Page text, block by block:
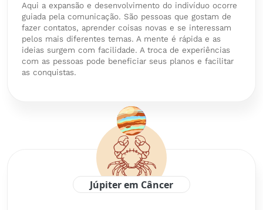
Aqui a expansão e desenvolvimento do indivíduo ocorre
guiada pela comunicação. São pessoas que gostam de
fazer contatos, aprender coisas novas e se interessam
pelos mais diferentes temas. A mente é rápida e as
ideias surgem com facilidade. A troca de experiências
com as pessoas pode beneficiar seus planos e facilitar
as conquistas.
Júpiter em Câncer